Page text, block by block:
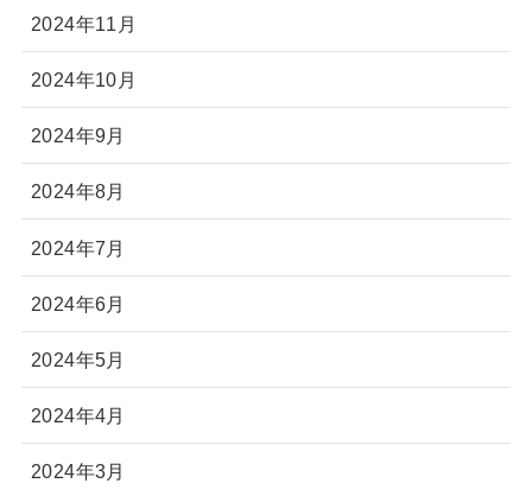
2024年11月
2024年10月
2024年9月
2024年8月
2024年7月
2024年6月
2024年5月
2024年4月
2024年3月